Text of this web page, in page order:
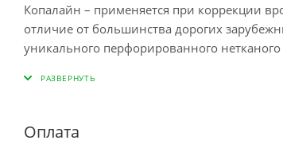
Копалайн – применяется при коррекции
отличие от большинства дорогих
уникального перфорированного
пластиной.
Состав: Нетканый синтетический материал
Оплата